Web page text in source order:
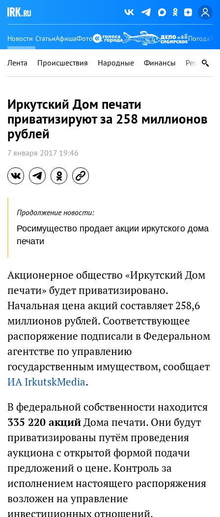
Новости СтатьиАфишаФото Погода
Лента Происшествия Народные Финансы Регионы
Иркутский Дом печати
приватизируют за 258 миллионов
рублей
7 января 2017 19:46
Продолжение новости:
Росимущество продает акции иркутского дома
печати
Акционерное общество «Иркутский Дом
печати» будет приватизировано.
Начальная цена акций составляет 258,6
миллионов рублей. Соответствующее
распоряжение подписали в Федеральном
агентстве по управлению
государственным имуществом, сообщает
ИА IrkutskMedia.
В федеральной собственности находится
335 220 акцийДома печати. Они будут
приватизированы путём проведения
аукциона с открытой формой подачи
предложений о цене. Контроль за
исполнением настоящего распоряжения
возложен на управление
инвестиционных отношений.